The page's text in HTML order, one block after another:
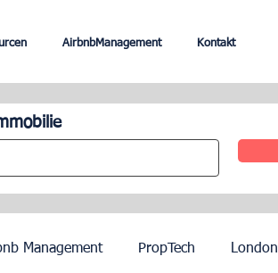
AirbnbManagement Kontakt
Management PropTech London